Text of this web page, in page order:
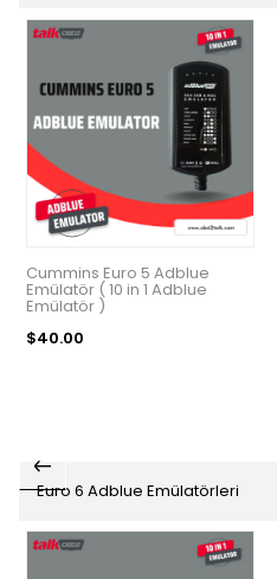
Cummins Euro 5 Adblue
Emülatör ( 10 in 1 Adblue
Emülatör )
$40.00